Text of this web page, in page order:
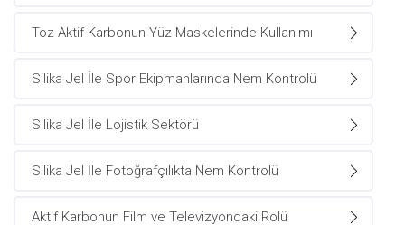
Toz Aktif Karbonun Yüz Maskelerinde Kullanımı
Silika Jel İle Spor Ekipmanlarında Nem Kontrolü
Silika Jel İle Lojistik Sektörü
Silika Jel İle Fotoğrafçılıkta Nem Kontrolü
Aktif Karbonun Film ve Televizyondaki Rolü